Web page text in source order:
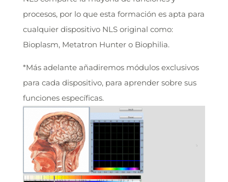
procesos, por lo que esta formación es apta para
cualquier dispositivo NLS original como:
Bioplasm, Metatron Hunter o Biophilia.
*Más adelante añadiremos módulos exclusivos
para cada dispositivo, para aprender sobre sus
funciones específicas.